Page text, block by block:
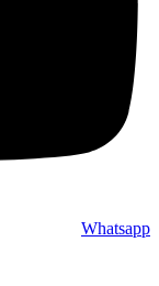
Whatsapp